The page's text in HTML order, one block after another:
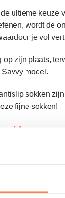
ultieme
wordt de
je vol
zijn plaats,
model.
sokken
fijne sokken!
elk oppervlakte;
achillespees;;